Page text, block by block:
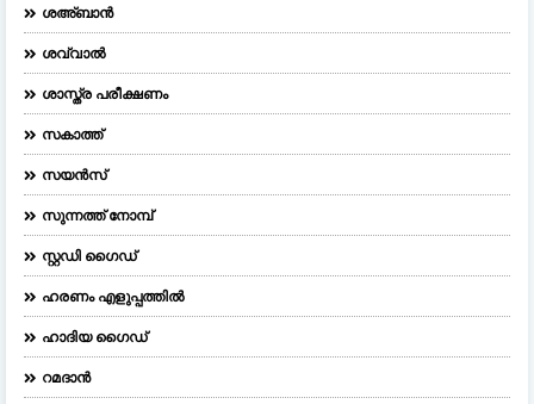
ശഅ്ബാൻ
ശവ്വാൽ
ശാസ്ത്ര പരീക്ഷണം
സകാത്ത്
സയൻസ്
സുന്നത്ത് നോമ്പ്
സ്റ്റഡി ഗൈഡ്
ഹരണം എളുപ്പത്തിൽ
ഹാദിയ ഗൈഡ്
റമദാൻ